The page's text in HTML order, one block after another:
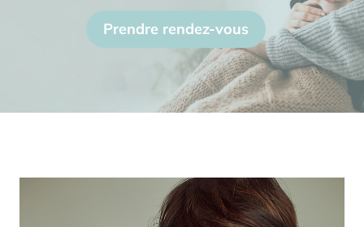
Prendre rendez-vous